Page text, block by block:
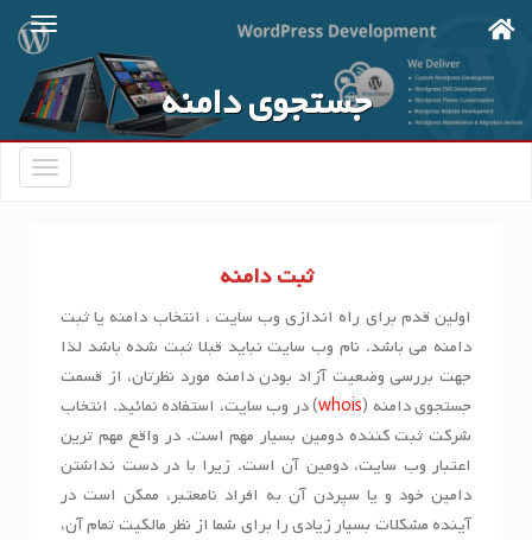
Skip
content
جستجوی دامنه
ثبت دامنه
اولین قدم برای راه اندازی وب سایت ، انتخاب دامنه یا ثبت
دامنه می باشد. نام وب سایت نباید قبلا ثبت شده باشد لذا
جهت بررسی وضعیت آزاد بودن دامنه مورد نظرتان، از قسمت
جستجوی دامنه (whois) در وب سایت، استفاده نمائید. انتخاب
شرکت ثبت کننده دومین بسیار مهم است. در واقع مهم ترین
اعتبار وب سایت، دومین آن است. زیرا با در دست نداشتن
دامین خود و یا سپردن آن به افراد نامعتبر، ممکن است در
آینده مشکلات بسیار زیادی را برای شما از نظر مالکیت تمام آن،